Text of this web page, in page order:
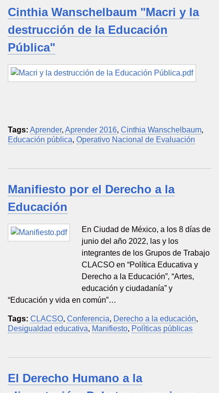
Cinthia Wanschelbaum "Macri y la
destrucción de la Educación
Pública"
Tags: Aprender, Aprender 2016, Cinthia Wanschelbaum,
Educación pública, Operativo Nacional de Evaluación
Manifiesto por el Derecho a la
Educación
En Ciudad de México, a los 8 días de
junio del año 2022, las y los
integrantes de los Grupos de Trabajo
CLACSO en “Política Educativa y
Derecho a la Educación”, “Artes,
educación y ciudadanía” y
“Educación y vida en común”…
Tags: CLACSO, Conferencia, Derecho a la educación,
Desigualdad educativa, Manifiesto, Polìticas públicas
El Derecho Humano a la